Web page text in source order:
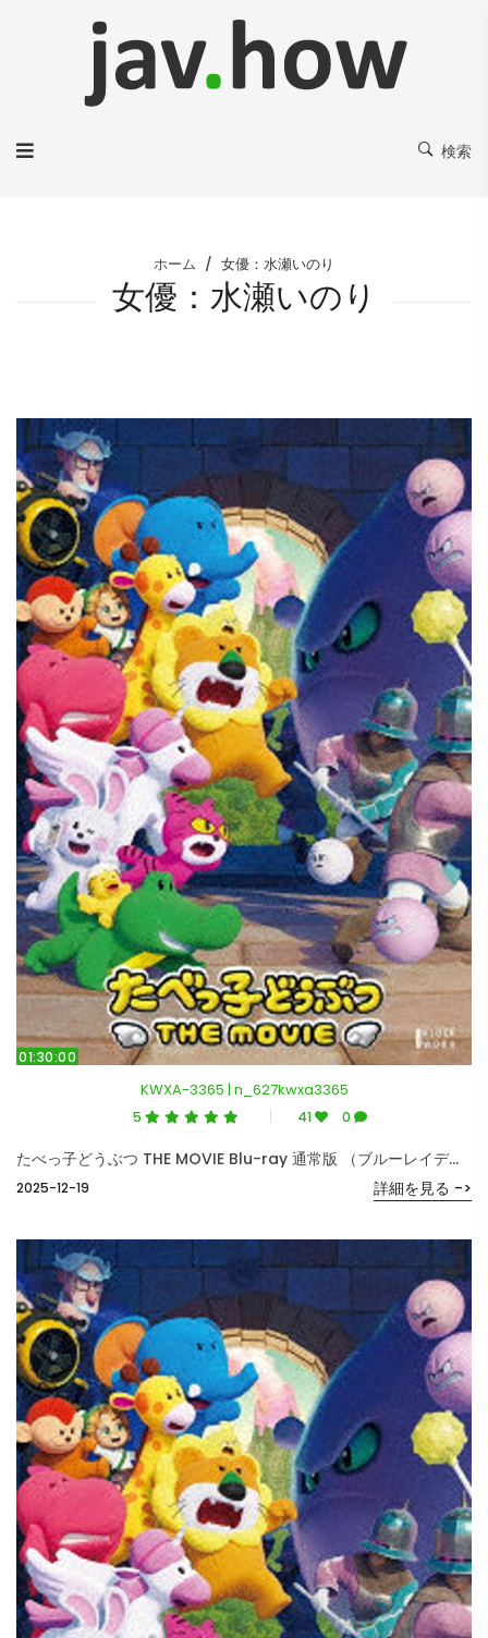
検索
ホーム 女優：水瀬いのり
女優：水瀬いのり
01:30:00
KWXA-3365 | n_627kwxa3365
5 41 0
2025-12-19
たべっ子どうぶつ THE MOVIE Blu-ray 通常版 （ブルーレイディスク）
詳細を見る ->